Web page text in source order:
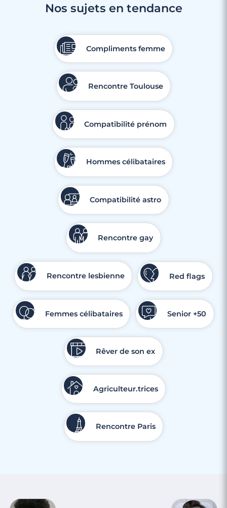
Faire des rencontres à Bayonne
Nos sujets en tendance
Compliments femme
Rencontre Toulouse
Compatibilité prénom
Hommes célibataires
Compatibilité astro
Rencontre gay
Rencontre lesbienne Red flags
Femmes célibataires Senior +50
Rêver de son ex
Agriculteur.trices
Rencontre Paris